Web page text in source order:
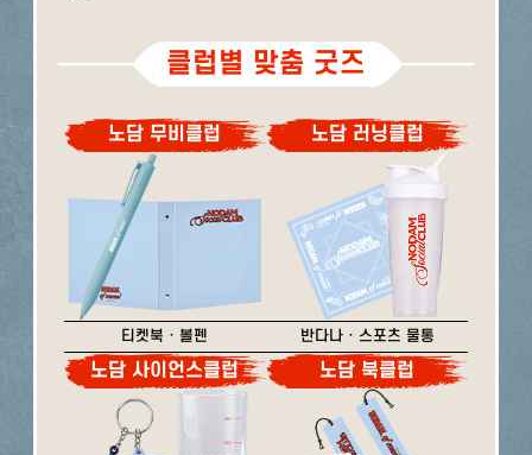
클럽별 맞춤 굿즈
노담 무비클럽
티켓북 · 볼펜
노담 러닝클럽
반다나 · 스포츠 물통
노담 사이언스클럽 노담 북클럽